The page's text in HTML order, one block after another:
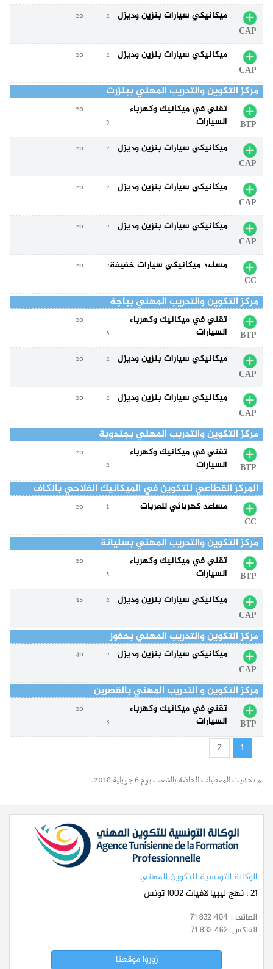
CAP
ميكانيكي سيارات بنزين وديزل 2
20
CAP
ميكانيكي سيارات بنزين وديزل 2
20
مركز التكوين والتدريب المهني ببنزرت
BTP
تقني في ميكانيك وكهرباء
السيارات
3
20
CAP
ميكانيكي سيارات بنزين وديزل 2
20
CAP
ميكانيكي سيارات بنزين وديزل 2
20
CAP
ميكانيكي سيارات بنزين وديزل 2
20
CC
مساعد ميكانيكي سيارات خفيفة2
20
مركز التكوين والتدريب المهني بباجة
BTP
تقني في ميكانيك وكهرباء
السيارات
3
20
CAP
ميكانيكي سيارات بنزين وديزل 2
20
CAP
ميكانيكي سيارات بنزين وديزل 2
20
مركز التكوين والتدربب المهني بجندوبة
BTP
تقني في ميكانيك وكهرباء
السيارات
2
20
المركز القطاعي للتكوين في الميكانيك الفلاحي بالكاف
CC
مساعد كهربائي للعربات 1
20
مركز التكوين والتدريب المهني بسليانة
BTP
تقني في ميكانيك وكهرباء
السيارات
3
20
CAP
ميكانيكي سيارات بنزين وديزل 2
16
مركز التكوين والتدريب المهني بحفوز
CAP
ميكانيكي سيارات بنزين وديزل 2
40
مركز التكوين و التدريب المهني بالقصرين
BTP
تقني في ميكانيك وكهرباء
السيارات
3
20
1
2
تم تحديث المعطيات الخاصّة بالشعب يوم 6 جويلية 2018.
الوكالة التونسية للتكوين المهني
21 ، نهج ليبيا لافيات 1002 تونس
الهاتف : 71 832 404
الفاكس :71 832 462
زوروا موقعنا